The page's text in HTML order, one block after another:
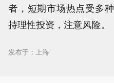
者，短期市场热点受多
持理性投资，注意风险。
发布于：上海